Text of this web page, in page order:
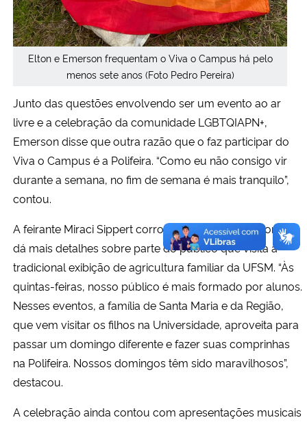
Elton e Emerson frequentam o Viva o Campus há pelo
menos sete anos (Foto Pedro Pereira)
Junto das questões envolvendo ser um evento ao ar
livre e a celebração da comunidade LGBTQIAPN+,
Emerson disse que outra razão que o faz participar do
Viva o Campus é a Polifeira. “Como eu não consigo vir
durante a semana, no fim de semana é mais tranquilo”,
contou.
A feirante Miraci Sippert corrobora com o professor, que
dá mais detalhes sobre parte do público que visita a
tradicional exibição de agricultura familiar da UFSM. “Às
quintas-feiras, nosso público é mais formado por alunos.
Nesses eventos, a família de Santa Maria e da Região,
que vem visitar os filhos na Universidade, aproveita para
passar um domingo diferente e fazer suas comprinhas
na Polifeira. Nossos domingos têm sido maravilhosos”,
destacou.
A celebração ainda contou com apresentações musicais